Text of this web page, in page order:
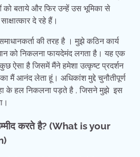
को बताये और फिर उन्हें उस भूमिका से
दे रहे हैं।
की तरह है । मुझे कठिन कार्य
को निकलना फायदेमंद लगता है। यह एक
ऐसा है जिसमें मैंने हमेशा उत्कृष्ट प्रदर्शन
मैं आनंद लेता हूं। अधिकांश मुद्दे चुनौतीपूर्ण
के हल निकलना पड़ते है , जिसने मुझे इस
करते है? (What is your